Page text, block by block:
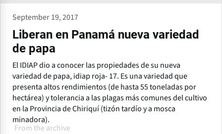
September 19, 2017
Liberan en Panamá nueva variedad
de papa
El IDIAP dio a conocer las propiedades de su nueva
variedad de papa, idiap roja- 17. Es una variedad que
presenta altos rendimientos (de hasta 55 toneladas por
hectárea) y tolerancia a las plagas más comunes del cultivo
en la Provincia de Chiriquí (tizón tardío y a mosca
minadora).
From the archive